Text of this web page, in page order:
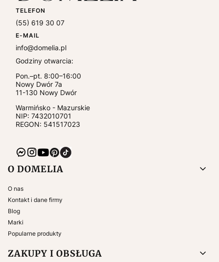
TELEFON
(55) 619 30 07
E-MAIL
info@domelia.pl
Godziny otwarcia:
Pon.–pt. 8:00–16:00
Nowy Dwór 7a
11-130 Nowy Dwór
Warmińsko - Mazurskie
NIP: 7432010701
REGON: 541517023
Linki w stopce
O DOMELIA
O nas
Kontakt i dane firmy
Blog
Marki
Popularne produkty
ZAKUPY I OBSŁUGA